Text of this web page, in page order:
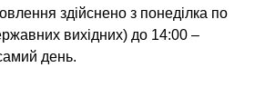
здійснено з понеділка по
вихідних) до 14:00 –
день.